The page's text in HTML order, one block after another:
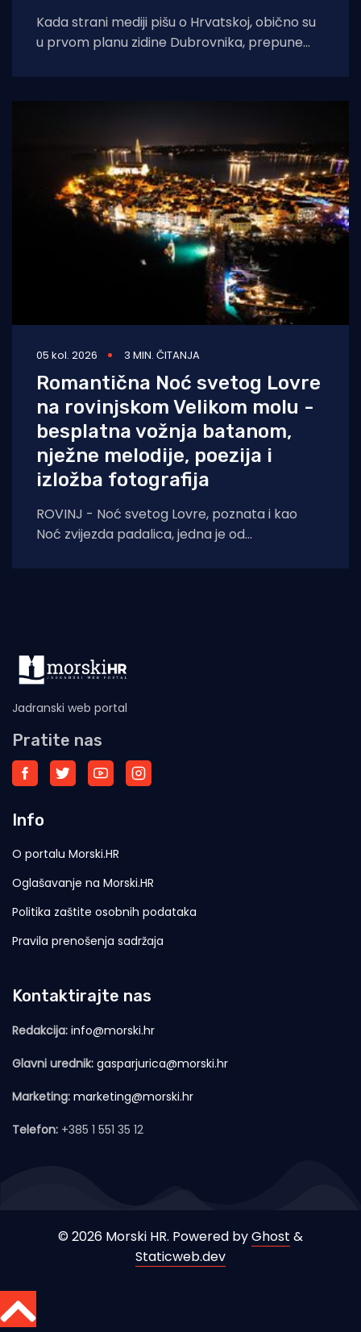
Kada strani mediji pišu o Hrvatskoj, obično su
u prvom planu zidine Dubrovnika, prepune
05 kol. 2026 3 MIN. ČITANJA
Romantična Noć svetog Lovre
na rovinjskom Velikom molu -
besplatna vožnja batanom,
nježne melodije, poezija i
izložba fotografija
ROVINJ - Noć svetog Lovre, poznata i kao
Noć zvijezda padalica, jedna je od
Jadranski web portal
Pratite nas
Info
O portalu Morski.HR
Oglašavanje na Morski.HR
Politika zaštite osobnih podataka
Pravila prenošenja sadržaja
Kontaktirajte nas
Redakcija: info@morski.hr
Glavni urednik: gasparjurica@morski.hr
Marketing: marketing@morski.hr
Telefon: +385 1 551 35 12
© 2026 Morski HR. Powered byGhost &
Staticweb.dev